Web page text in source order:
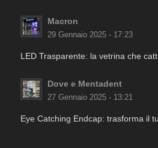
Macron
29 Gennaio 2025 - 17:23
LED Trasparente: la vetrina che
Dove e Mentadent
27 Gennaio 2025 - 13:21
Eye Catching Endcap: trasforma il